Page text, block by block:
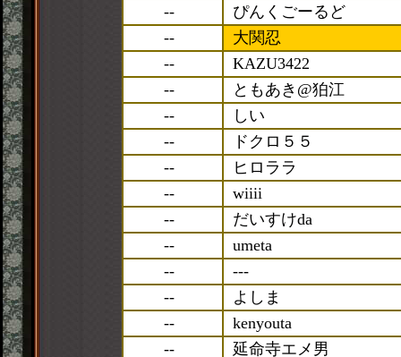
--
ぴんくごーるど
--
大関忍
--
KAZU3422
--
ともあき@狛江
--
しい
--
ドクロ５５
--
ヒロララ
--
wiiii
--
だいすけda
--
umeta
--
---
--
よしま
--
kenyouta
--
延命寺エメ男